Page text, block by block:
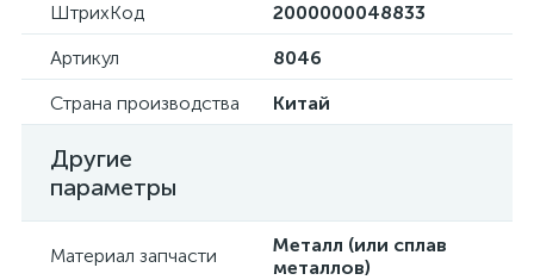
ШтрихКод
2000000048833
Артикул
8046
Страна производства
Китай
Другие
параметры
Материал запчасти
Металл (или сплав
металлов)